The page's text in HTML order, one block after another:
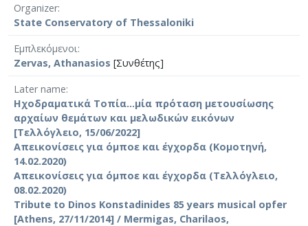
Organizer
State Conservatory of Thessaloniki
Εμπλεκόμενοι
Zervas, Athanasios [Συνθέτης]
Later name
Ηχοδραματικά Τοπία...μία πρόταση μετουσίωσης
αρχαίων θεμάτων και μελωδικών εικόνων
[Τελλόγλειο, 15/06/2022]
Απεικονίσεις για όμποε και έγχορδα (Κομοτηνή,
14.02.2020)
Απεικονίσεις για όμποε και έγχορδα (Τελλόγλειο,
08.02.2020)
Tribute to Dinos Konstadinides 85 years musical opfer
[Athens, 27/11/2014] / Mermigas, Charilaos,